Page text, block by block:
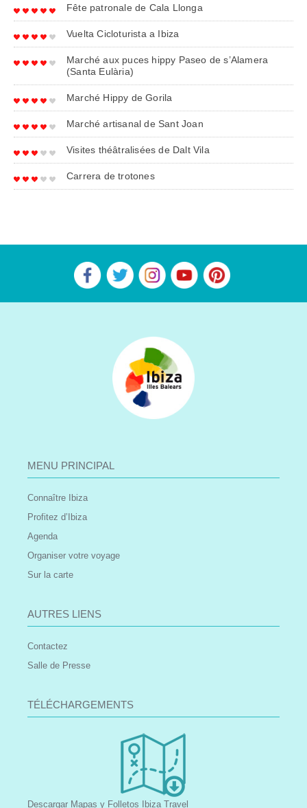
Fête patronale de Cala Llonga
Vuelta Cicloturista a Ibiza
Marché aux puces hippy Paseo de s’Alamera
(Santa Eulària)
Marché Hippy de Gorila
Marché artisanal de Sant Joan
Visites théâtralisées de Dalt Vila
Carrera de trotones
MENU PRINCIPAL
Connaître Ibiza
Profitez d’Ibiza
Agenda
Organiser votre voyage
Sur la carte
AUTRES LIENS
Contactez
Salle de Presse
TÉLÉCHARGEMENTS
Descargar Mapas y Folletos Ibiza Travel